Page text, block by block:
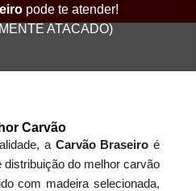
pode te atender!
ATACADO)
Carvão
a Carvão Braseiro é
distribuição do melhor carvão
com madeira selecionada,